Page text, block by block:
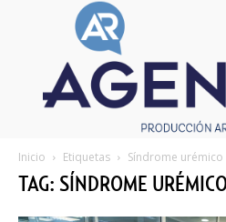
Inicio Etiquetas Síndrome
TAG: SÍNDROME